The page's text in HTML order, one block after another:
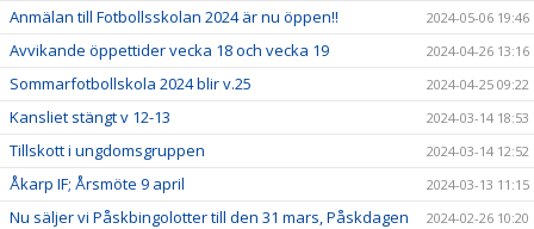
Anmälan till Fotbollsskolan 2024 är nu öppen!! 2024-05-06 19:46
Avvikande öppettider vecka 18 och vecka 19 2024-04-26 13:16
Sommarfotbollskola 2024 blir v.25 2024-04-25 09:22
Kansliet stängt v 12-13 2024-03-14 18:53
Tillskott i ungdomsgruppen 2024-03-14 12:52
Åkarp IF; Årsmöte 9 april 2024-03-13 11:15
Nu säljer vi Påskbingolotter till den 31 mars, Påskdagen 2024-02-26 10:20